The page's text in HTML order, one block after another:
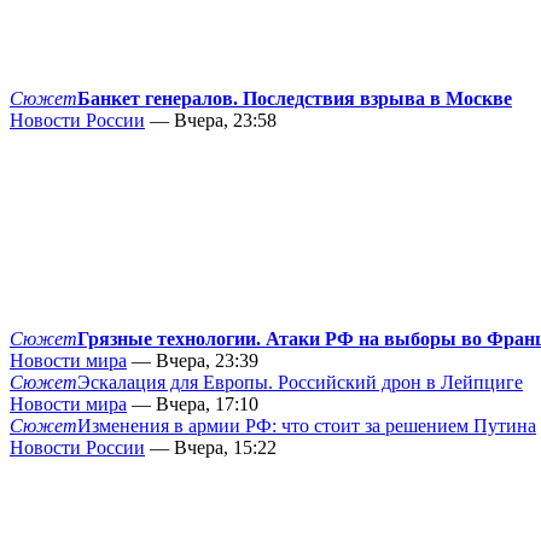
СюжетБанкет генералов. Последствия взрыва в Москве
Новости России — Вчера, 23:58
СюжетГрязные технологии. Атаки РФ на выборы во
Новости мира — Вчера, 23:39
СюжетЭскалация для Европы. Российский дрон в Лейпциге
Новости мира — Вчера, 17:10
СюжетИзменения в армии РФ: что стоит за решением Путина
Новости России — Вчера, 15:22